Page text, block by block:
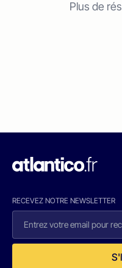
Plus de
RECEVEZ NOTRE NEWSLETTER